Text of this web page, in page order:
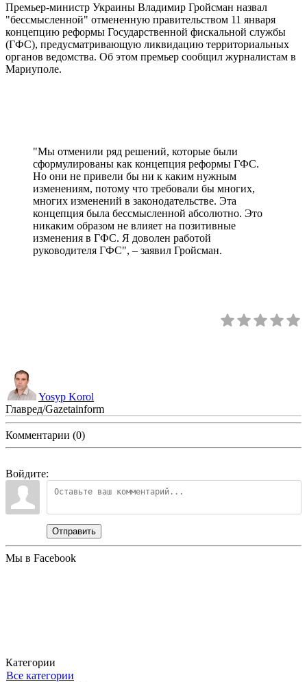
Премьер-министр Украины Владимир Гройсман назвал
"бессмысленной" отмененную правительством 11 января
концепцию реформы Государственной фискальной службы
(ГФС), предусматривающую ликвидацию территориальных
органов ведомства. Об этом премьер сообщил журналистам в
Мариуполе.
"Мы отменили ряд решений, которые были
сформулированы как концепция реформы ГФС.
Но они не привели бы ни к каким нужным
изменениям, потому что требовали бы многих,
многих изменений в законодательстве. Эта
концепция была бессмысленной абсолютно. Это
никаким образом не влияет на позитивные
изменения в ГФС. Я доволен работой
руководителя ГФС", – заявил Гройсман.
Yosyp Korol
Главред/Gazetainform
Комментарии (0)
Войдите:
Отправить
Мы в Facebook
Категории
Все категории